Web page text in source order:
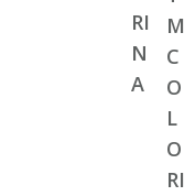
RI
N
A
М
C
O
L
O
RI